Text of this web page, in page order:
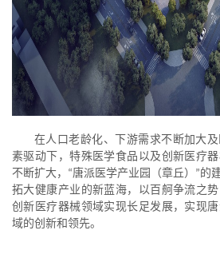
在人口老龄化、下游需求不断加大
素驱动下，特殊医学食品以及创新医疗
不断扩大， “唐派医学产业园（章丘） ”的
拓大健康产业的新蓝海，以百舸争流之
创新医疗器械领域实现长足发展，实现
域的创新和领先。